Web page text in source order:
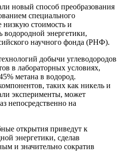
новый способ преобразования
специального
низкую стоимость и
энергетики,
научного фонда (РНФ).
добычи углеводородов
в лабораторных условиях,
метана в водород.
таких как никель и
эксперименты, может
непосредственно на
открытия приведут к
энергетики, сделав
и значительно сократив